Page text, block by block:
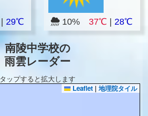
29℃ 10%37℃ |28℃
南陵中学校の
雨雲レーダー
タップすると拡大します
Leaflet | 地理院タイル